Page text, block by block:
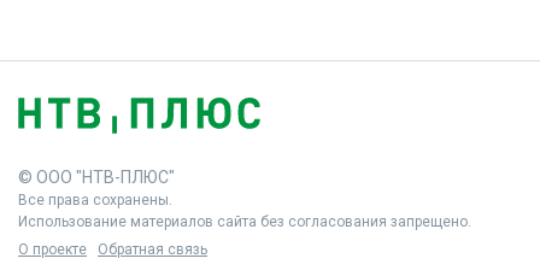
© ООО "НТВ-ПЛЮС"
Все права сохранены.
Использование материалов сайта без согласования запрещено.
О проекте
Обратная связь